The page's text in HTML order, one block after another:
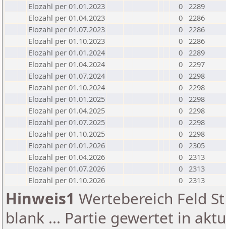
Elozahl per 01.01.2023
0 2289
Elozahl per 01.04.2023
0 2286
Elozahl per 01.07.2023
0 2286
Elozahl per 01.10.2023
0 2286
Elozahl per 01.01.2024
0 2289
Elozahl per 01.04.2024
0 2297
Elozahl per 01.07.2024
0 2298
Elozahl per 01.10.2024
0 2298
Elozahl per 01.01.2025
0 2298
Elozahl per 01.04.2025
0 2298
Elozahl per 01.07.2025
0 2298
Elozahl per 01.10.2025
0 2298
Elozahl per 01.01.2026
0 2305
Elozahl per 01.04.2026
0 2313
Elozahl per 01.07.2026
0 2313
Elozahl per 01.10.2026
0 2313
Hinweis1 Wertebereich Feld
blank ... Partie gewertet in